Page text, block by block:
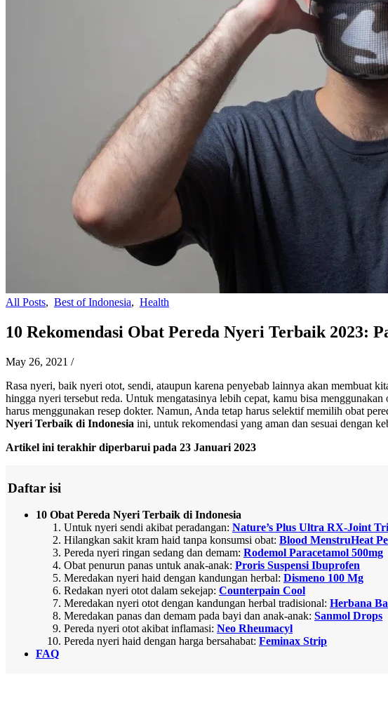
All Posts, Best of Indonesia, Health
10 Rekomendasi Obat Pereda Nyeri Terbaik 2023:
May 26, 2021 /
Rasa nyeri, baik nyeri otot, sendi, ataupun karena penyebab lainnya akan membuat
hingga nyeri tersebut reda. Untuk mengatasinya lebih cepat, kamu bisa
harus menggunakan resep dokter. Namun, Anda tetap harus selektif memilih obat
Nyeri Terbaik di Indonesia ini, untuk rekomendasi yang aman dan sesuai dengan
Artikel ini terakhir diperbarui pada 23 Januari 2023
Daftar isi
10 Obat Pereda Nyeri Terbaik di Indonesia
Untuk nyeri sendi akibat peradangan: Nature’s Plus Ultra RX-Joint
Hilangkan sakit kram haid tanpa konsumsi obat: Blood MenstruHeat
Pereda nyeri ringan sedang dan demam: Rodemol Paracetamol 500mg
Obat penurun panas untuk anak-anak: Proris Suspensi Ibuprofen
Meredakan nyeri haid dengan kandungan herbal: Dismeno 100 Mg
Redakan nyeri otot dalam sekejap: Counterpain Cool
Meredakan nyeri otot dengan kandungan herbal tradisional: Herbana
Meredakan panas dan demam pada bayi dan anak-anak: Sanmol Drops
Pereda nyeri otot akibat inflamasi: Neo Rheumacyl
Pereda nyeri haid dengan harga bersahabat: Feminax Strip
FAQ